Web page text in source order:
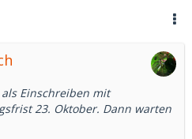
Einschreiben mit
23. Oktober. Dann warten